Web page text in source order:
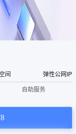
间
弹性公网IP
自助服务